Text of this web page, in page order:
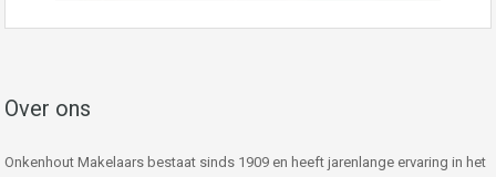
Over ons
Onkenhout Makelaars bestaat sinds 1909 en heeft jarenlange ervaring in het